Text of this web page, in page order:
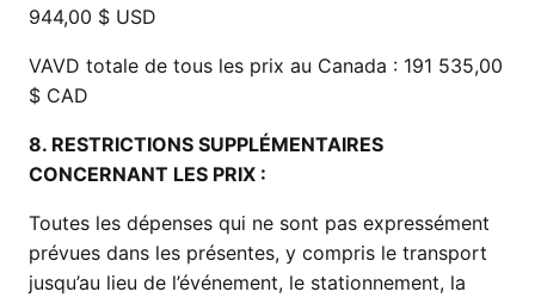
944,00 $ USD
VAVD totale de tous les prix au Canada : 191 535,00
$ CAD
8. RESTRICTIONS SUPPLÉMENTAIRES
CONCERNANT LES PRIX :
Toutes les dépenses qui ne sont pas expressément
prévues dans les présentes, y compris le transport
jusqu’au lieu de l’événement, le stationnement, la